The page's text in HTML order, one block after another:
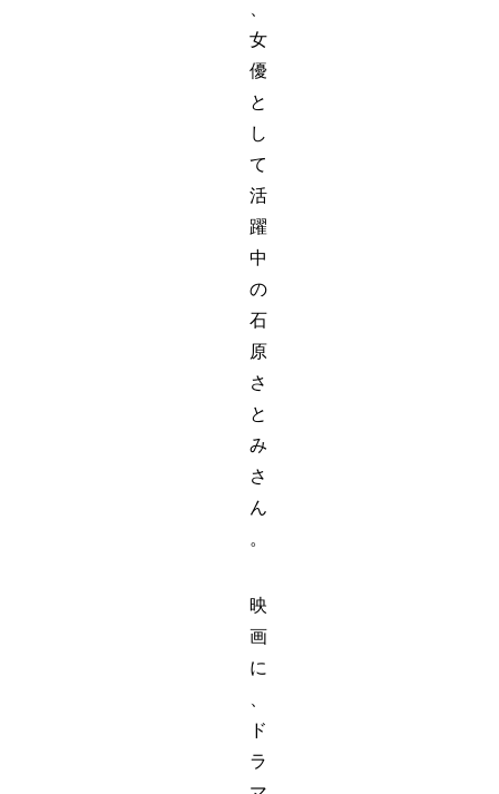
女
優
と
し
て
活
躍
中
の
石
原
さ
と
み
さ
ん
。
映
画
に
ド
ラ